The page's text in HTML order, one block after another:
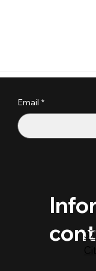
por estos
Email *